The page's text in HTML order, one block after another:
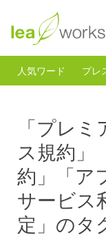
人気ワード プレ
「プレ
ス規約」
約」「ア
サービス
定」のタ